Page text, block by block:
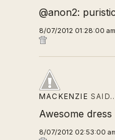
@anon2:
8/07/2012 01:28:00 am
MACKENZIE
Awesome dress
8/07/2012 02:53:00